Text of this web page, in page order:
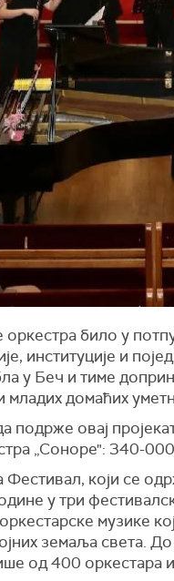
било у
институције и
у Беч и тиме
младих домаћих
подрже овај
„Соноре": 340-
који се
у три
музике
земаља света.
од 400 оркестара